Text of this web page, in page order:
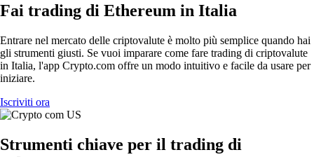
Fai trading di Ethereum in Italia
Entrare nel mercato delle criptovalute è molto più semplice quando hai
gli strumenti giusti. Se vuoi imparare come fare trading di criptovalute
in Italia, l'app Crypto.com offre un modo intuitivo e facile da usare per
iniziare.
Iscriviti ora
Strumenti chiave per il trading di